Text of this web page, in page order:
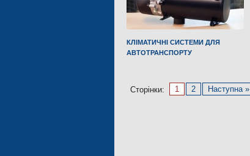
КЛІМАТИЧНІ СИСТЕМИ ДЛЯ
АВТОТРАНСПОРТУ
Сторінки: 1 2 Наступна »